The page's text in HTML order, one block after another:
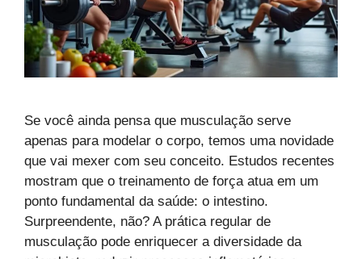
Se você ainda pensa que musculação serve
apenas para modelar o corpo, temos uma novidade
que vai mexer com seu conceito. Estudos recentes
mostram que o treinamento de força atua em um
ponto fundamental da saúde: o intestino.
Surpreendente, não? A prática regular de
musculação pode enriquecer a diversidade da